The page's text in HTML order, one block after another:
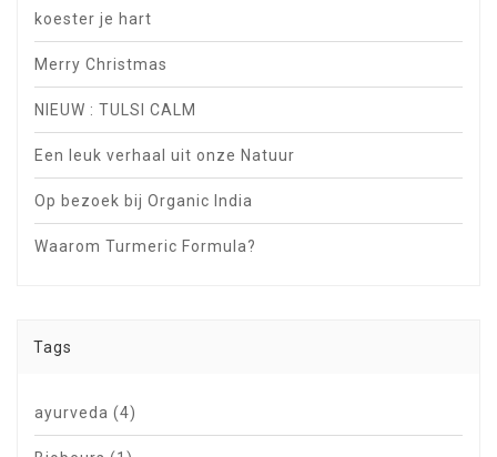
koester je hart
Merry Christmas
NIEUW : TULSI CALM
Een leuk verhaal uit onze Natuur
Op bezoek bij Organic India
Waarom Turmeric Formula?
Tags
ayurveda (4)